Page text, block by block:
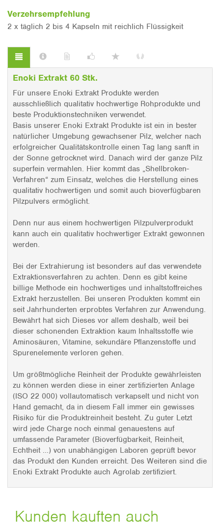
Verzehrsempfehlung
2 x täglich 2 bis 4 Kapseln mit reichlich Flüssigkeit
Enoki Extrakt 60 Stk.
Für unsere Enoki Extrakt Produkte werden
ausschließlich qualitativ hochwertige Rohprodukte und
beste Produktionstechniken verwendet.
Basis unserer Enoki Extrakt Produkte ist ein in bester
natürlicher Umgebung gewachsener Pilz, welcher nach
erfolgreicher Qualitätskontrolle einen Tag lang sanft in
der Sonne getrocknet wird. Danach wird der ganze Pilz
superfein vermahlen. Hier kommt das „Shellbroken-
Verfahren“ zum Einsatz, welches die Herstellung eines
qualitativ hochwertigen und somit auch bioverfügbaren
Pilzpulvers ermöglicht.
Denn nur aus einem hochwertigen Pilzpulverprodukt
kann auch ein qualitativ hochwertiger Extrakt gewonnen
werden.
Bei der Extrahierung ist besonders auf das verwendete
Extraktionsverfahren zu achten. Denn es gibt keine
billige Methode ein hochwertiges und inhaltstoffreiches
Extrakt herzustellen. Bei unseren Produkten kommt ein
seit Jahrhunderten erprobtes Verfahren zur Anwendung.
Bewährt hat sich Dieses vor allem deshalb, weil bei
dieser schonenden Extraktion kaum Inhaltsstoffe wie
Aminosäuren, Vitamine, sekundäre Pflanzenstoffe und
Spurenelemente verloren gehen.
Um größtmögliche Reinheit der Produkte gewährleisten
zu können werden diese in einer zertifizierten Anlage
(ISO 22 000) vollautomatisch verkapselt und nicht von
Hand gemacht, da in diesem Fall immer ein gewisses
Risiko für die Produktreinheit besteht. Zu guter Letzt
wird jede Charge noch einmal genauestens auf
umfassende Parameter (Bioverfügbarkeit, Reinheit,
Echtheit ...) von unabhängigen Laboren geprüft bevor
das Produkt den Kunden erreicht. Des Weiteren sind die
Enoki Extrakt Produkte auch Agrolab zertifiziert.
Kunden kauften auch